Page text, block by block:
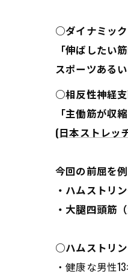
○ダイナミッ
「伸ばしたい
スポーツある
○相反性神経
「主働筋が収
(日本ストレッ
今回の前屈を
・ハムストリ
・大腿四頭筋
○ハムストリ
・健康な男性